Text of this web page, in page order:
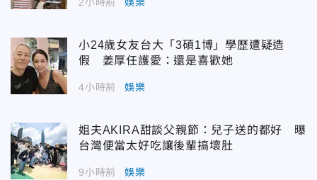
小24歲女友台大「3碩1博」學歷遭疑造
假 姜厚任護愛：還是喜歡她
4小時前 娛樂
姐夫AKIRA甜談父親節：兒子送的都好 曝
台灣便當太好吃讓後輩搞壞肚
9小時前 娛樂